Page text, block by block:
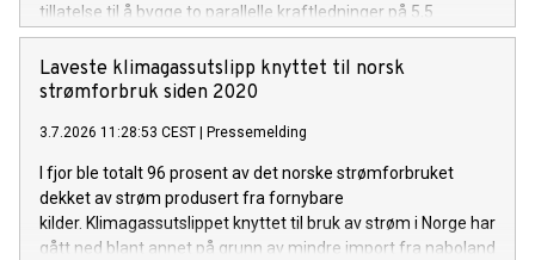
tillatelse til å bygge to parallelle kraftledninger på 5,5
kilometer, for å knytte stasjonen til Herum
transformatorstasjon.
Laveste klimagassutslipp knyttet til norsk
strømforbruk siden 2020
3.7.2026 11:28:53 CEST Pressemelding
I fjor ble totalt 96 prosent av det norske strømforbruket
dekket av strøm produsert fra fornybare
kilder. Klimagassutslippet knyttet til bruk av strøm i Norge har
gått ned blant annet på grunn av mindre import fra naboland